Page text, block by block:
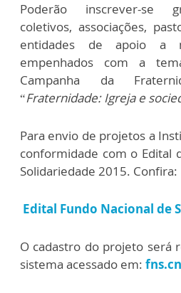
Poderão inscrever-se
coletivos, associações,
entidades de apoio a
empenhados com a
Campanha da
“Fraternidade: Igreja e
Para envio de projetos a
conformidade com o Edital
Solidariedade 2015. Confira:
Edital Fundo Nacional de
O cadastro do projeto será
sistema acessado em: